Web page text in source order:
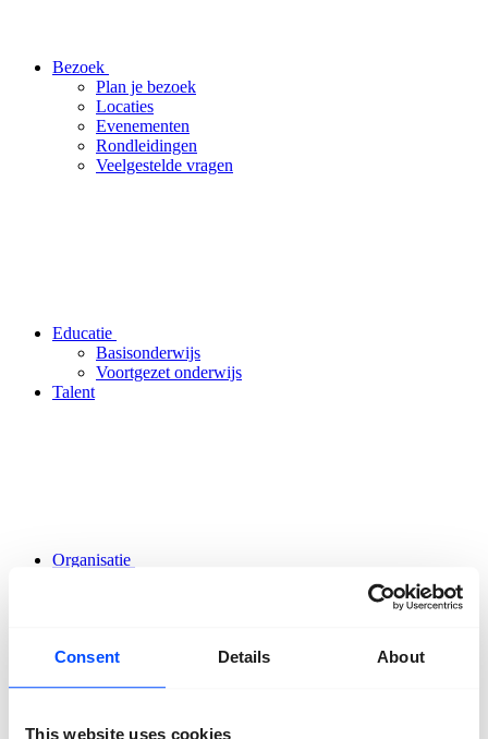
Consent Details About
This website uses cookies
Bezoek
Plan je bezoek
Locaties
Evenementen
Rondleidingen
Veelgestelde vragen
Educatie
Basisonderwijs
Voortgezet onderwijs
Talent
Organisatie
Vrienden